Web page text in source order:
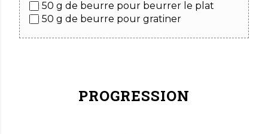
50 g de beurre pour beurrer le plat
50 g de beurre pour gratiner
PROGRESSION